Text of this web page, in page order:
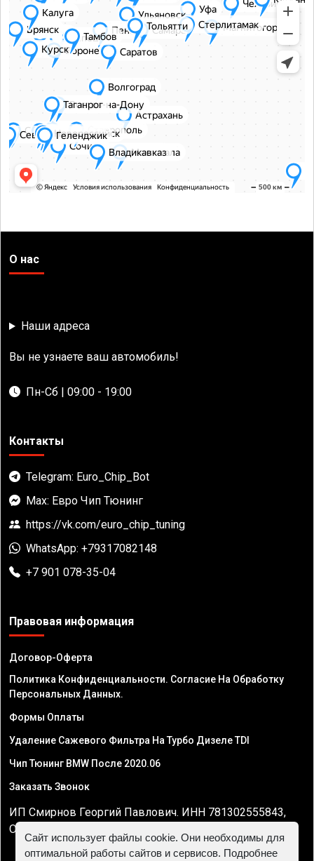
О нас
Наши адреса
Вы не узнаете ваш автомобиль!
Пн-Сб | 09:00 - 19:00
Контакты
Telegram: Euro_Chip_Bot
Max: Евро Чип Тюнинг
https://vk.com/euro_chip_tuning
WhatsApp: +79317082148
+7 901 078-35-04
Правовая информация
Договор-Оферта
Политика Конфиденциальности. Согласие На Обработку
Персональных Данных.
Формы Оплаты
Удаление Сажевого Фильтра На Турбо Дизеле TDI
Чип Тюнинг BMW После 2020.06
Заказать Звонок
ИП Смирнов Георгий Павлович. ИНН 781302555843,
ОГРНИП 324470400032610
Сайт использует файлы cookie. Они необходимы для
оптимальной работы сайтов и сервисов. Подробнее